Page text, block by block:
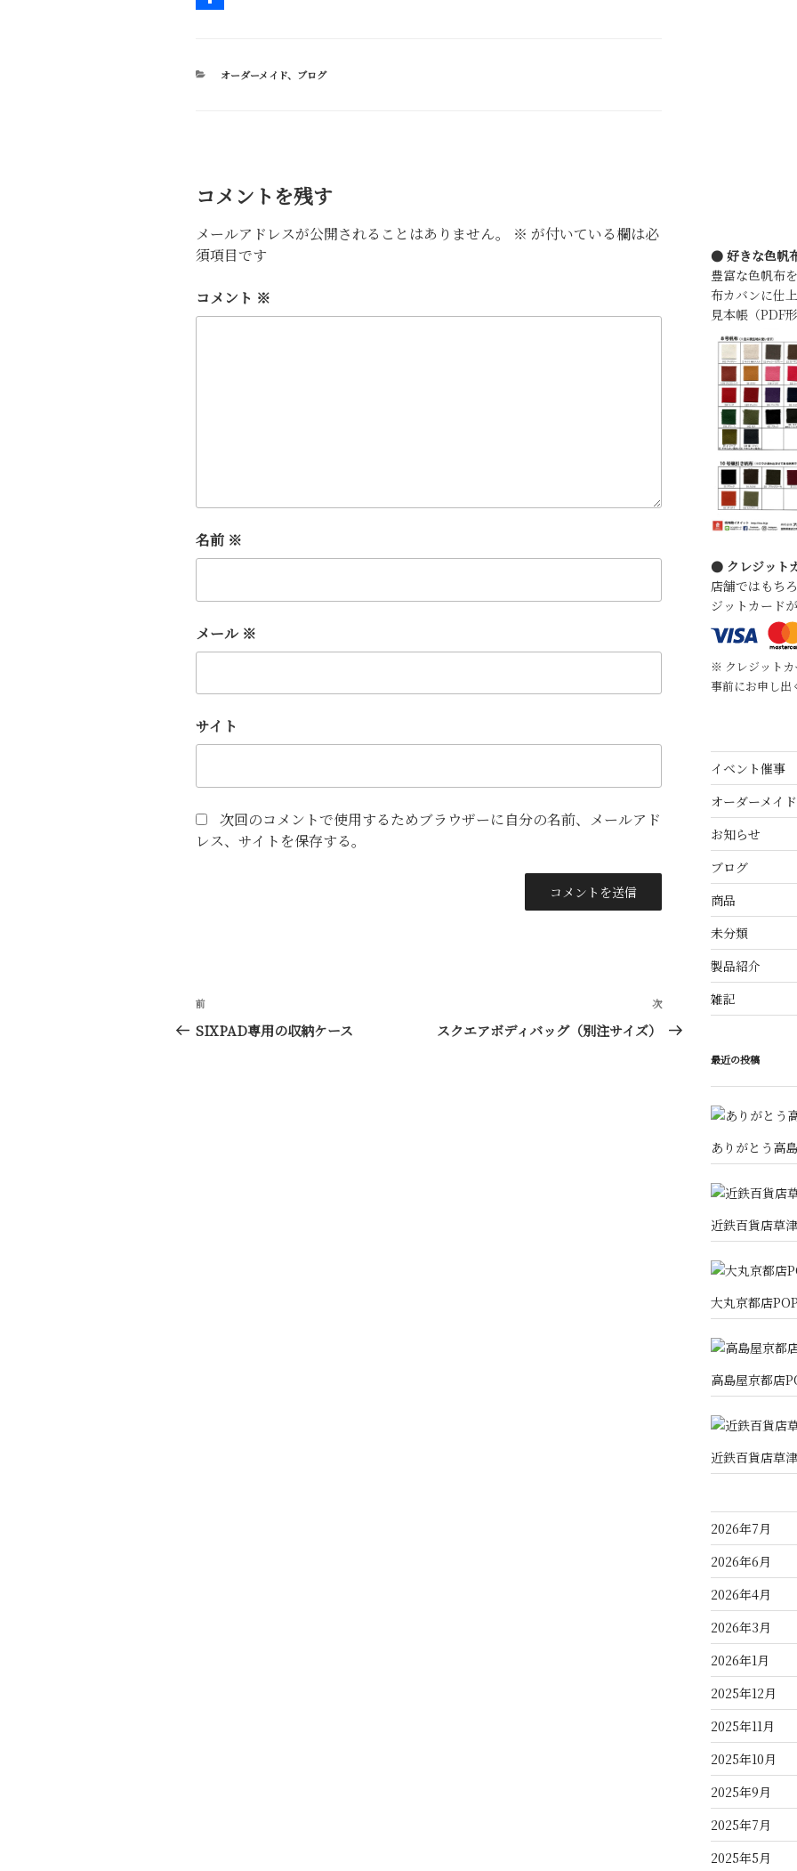
k
r
e
t
y
k
カ
オーダーメイド、 ブログ
コメントを残す
メールアドレスが公開されることはありません。 ※ が付いている欄は必
須項目です
コメント ※
名前 ※
メール ※
サイト
次回のコメントで使用するためブラウザーに自分の名前、メールアド
レス、サイトを保存する。
投
稿
前
の
前
SIXPAD専用の収納ケース
次
の
次
スクエアボディバッグ（別注サイズ）
● 好きな色帆
豊富な色帆布
布カバンに仕
見本帳（PDF
● クレジット
店舗ではもち
ジットカード
※ クレジットカ
事前にお申し出
イベント催事
オーダーメイド
お知らせ
ブログ
商品
未分類
製品紹介
雑記
最近の投稿
ありがとう高
近鉄百貨店草
大丸京都店
高島屋京都店
近鉄百貨店草
2026年7月
2026年6月
2026年4月
2026年3月
2026年1月
2025年12月
2025年11月
2025年10月
2025年9月
2025年7月
2025年5月